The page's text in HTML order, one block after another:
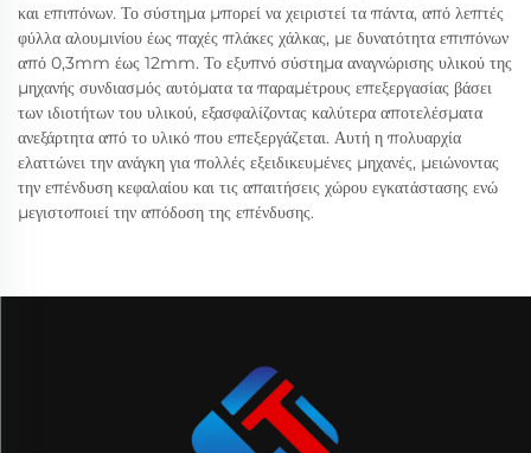
και επιπόνων. Το σύστημα μπορεί να χειριστεί τα πάντα, από λεπτές
φύλλα αλουμινίου έως παχές πλάκες χάλκας, με δυνατότητα επιπόνων
από 0,3mm έως 12mm. Το εξυπνό σύστημα αναγνώρισης υλικού της
μηχανής συνδιασμός αυτόματα τα παραμέτρους επεξεργασίας βάσει
των ιδιοτήτων του υλικού, εξασφαλίζοντας καλύτερα αποτελέσματα
ανεξάρτητα από το υλικό που επεξεργάζεται. Αυτή η πολυαρχία
ελαττώνει την ανάγκη για πολλές εξειδικευμένες μηχανές, μειώνοντας
την επένδυση κεφαλαίου και τις απαιτήσεις χώρου εγκατάστασης ενώ
μεγιστοποιεί την απόδοση της επένδυσης.